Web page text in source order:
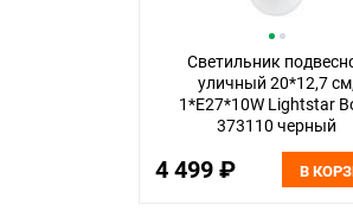
Светильник
уличный 20*12,7 см,
1*E27*10W Lightstar
373110 черный
4 499 ₽ В